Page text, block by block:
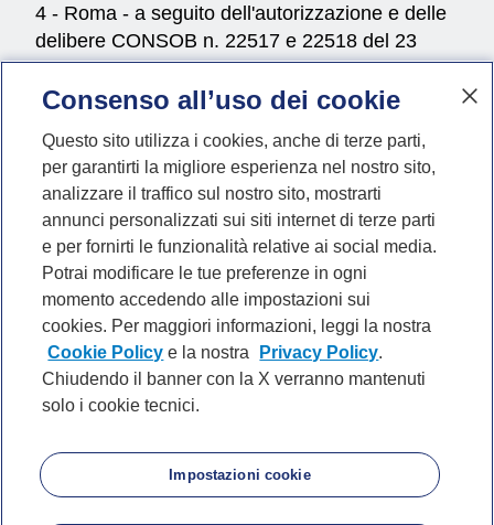
4 - Roma - a seguito dell'autorizzazione e delle
delibere CONSOB n. 22517 e 22518 del 23
novembre 2022.
##mpLabelSocial## Vai al profilo Instagram di
Vai al profilo
Vai al profilo
Vai alVai al
P. IVA 10540610960 del Gruppo IVA Banca
Mediolanum
Consenso all’uso dei cookie
Questo sito utilizza i cookies, anche di terze parti,
per garantirti la migliore esperienza nel nostro sito,
analizzare il traffico sul nostro sito, mostrarti
annunci personalizzati sui siti internet di terze parti
e per fornirti le funzionalità relative ai social media.
Potrai modificare le tue preferenze in ogni
momento accedendo alle impostazioni sui
cookies. Per maggiori informazioni, leggi la nostra
Cookie Policy e la nostra Privacy Policy.
Chiudendo il banner con la X verranno mantenuti
solo i cookie tecnici.
Impostazioni cookie